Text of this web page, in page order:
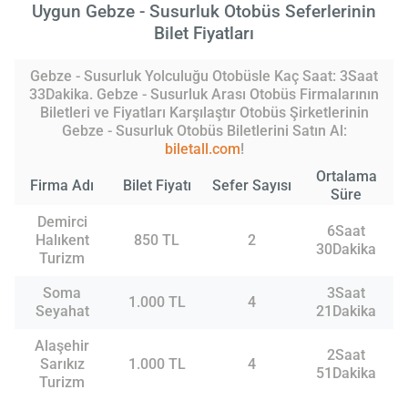
Uygun Gebze - Susurluk Otobüs Seferlerinin
Bilet Fiyatları
Gebze - Susurluk Yolculuğu Otobüsle Kaç Saat: 3Saat
33Dakika. Gebze - Susurluk Arası Otobüs Firmalarının
Biletleri ve Fiyatları Karşılaştır Otobüs Şirketlerinin
Gebze - Susurluk Otobüs Biletlerini Satın Al:
biletall.com!
Firma Adı Bilet Fiyatı Sefer Sayısı
Ortalama
Süre
Demirci
Halıkent
Turizm
850 TL 2
6Saat
30Dakika
Soma
Seyahat
1.000 TL 4
3Saat
21Dakika
Alaşehir
Sarıkız
Turizm
1.000 TL 4
2Saat
51Dakika